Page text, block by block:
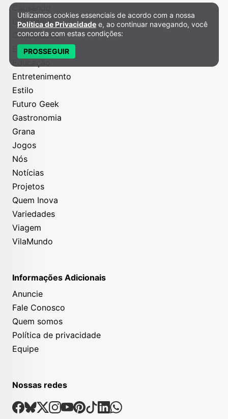
Cidadania
Criatividade
Economize
Educação
Entretenimento
Estilo
Futuro Geek
Gastronomia
Grana
Jogos
Nós
Notícias
Projetos
Quem Inova
Variedades
Viagem
VilaMundo
Informações Adicionais
Anuncie
Fale Conosco
Quem somos
Política de privacidade
Equipe
Nossas redes
Nossas Redes Sociais
Facebook
Bsky
X Instagram
Youtube
Pinterest
TiktokLinkedin
Whatsapp
Política de Privacidade e Cookies
Utilizamos cookies essenciais de acordo com a nossa
Política de Privacidade e, ao continuar navegando, você
concorda com estas condições:
PROSSEGUIR